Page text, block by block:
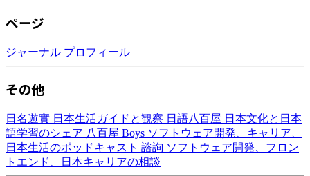
ページ
ジャーナル プロフィール
その他
日名遊實 日本生活ガイドと観察 日語八百屋 日本文化と日本
語学習のシェア 八百屋 Boys ソフトウェア開発、キャリア、
日本生活のポッドキャスト 諮詢 ソフトウェア開発、フロン
トエンド、日本キャリアの相談